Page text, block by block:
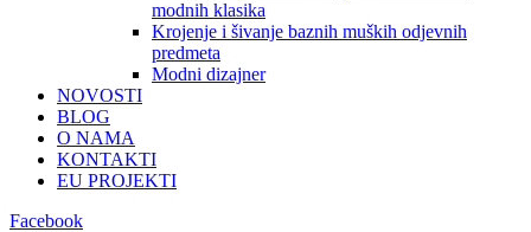
modnih klasika
Krojenje i šivanje baznih muških odjevnih
predmeta
Modni dizajner
NOVOSTI
BLOG
O NAMA
KONTAKTI
EU PROJEKTI
Facebook